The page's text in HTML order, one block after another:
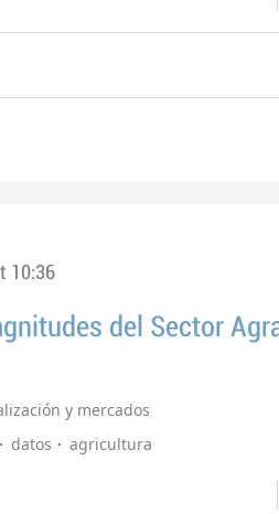
10:36
del Sector
y mercados
datos agricultura